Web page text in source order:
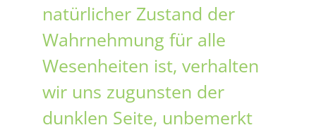
natürlicher Zustand der
Wahrnehmung für alle
Wesenheiten ist, verhalten
wir uns zugunsten der
dunklen Seite, unbemerkt